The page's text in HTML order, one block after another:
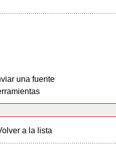
una fuente
a la lista